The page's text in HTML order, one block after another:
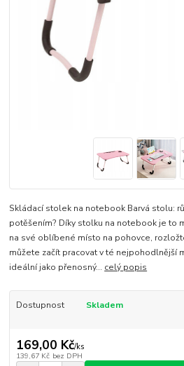
Skládací stolek na notebook Barvá stolu:
potěšením? Díky stolku na notebook je to
na své oblíbené místo na pohovce,
můžete začít pracovat v té nejpohodlnější
ideální jako přenosný... celý popis
Dostupnost Skladem
169,00 Kč/ks
139,67 Kč bez DPH